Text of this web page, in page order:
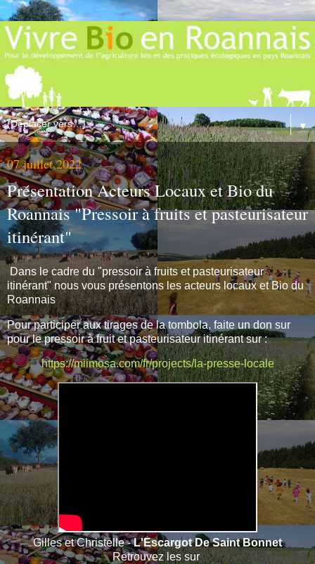
▼
07 juillet 2022
Présentation Acteurs Locaux et Bio du
Roannais "Pressoir à fruits et pasteurisateur
itinérant"
Dans le cadre du "pressoir à fruits et pasteurisateur
itinérant" nous vous présentons les acteurs locaux et Bio du
Roannais
Pour participer aux tirages de la tombola, faite un don sur
pour le pressoir à fruit et pasteurisateur itinérant sur :
https://miimosa.com/fr/projects/la-presse-locale
Gilles et Christelle -L'Escargot De Saint Bonnet
Retrouvez les sur